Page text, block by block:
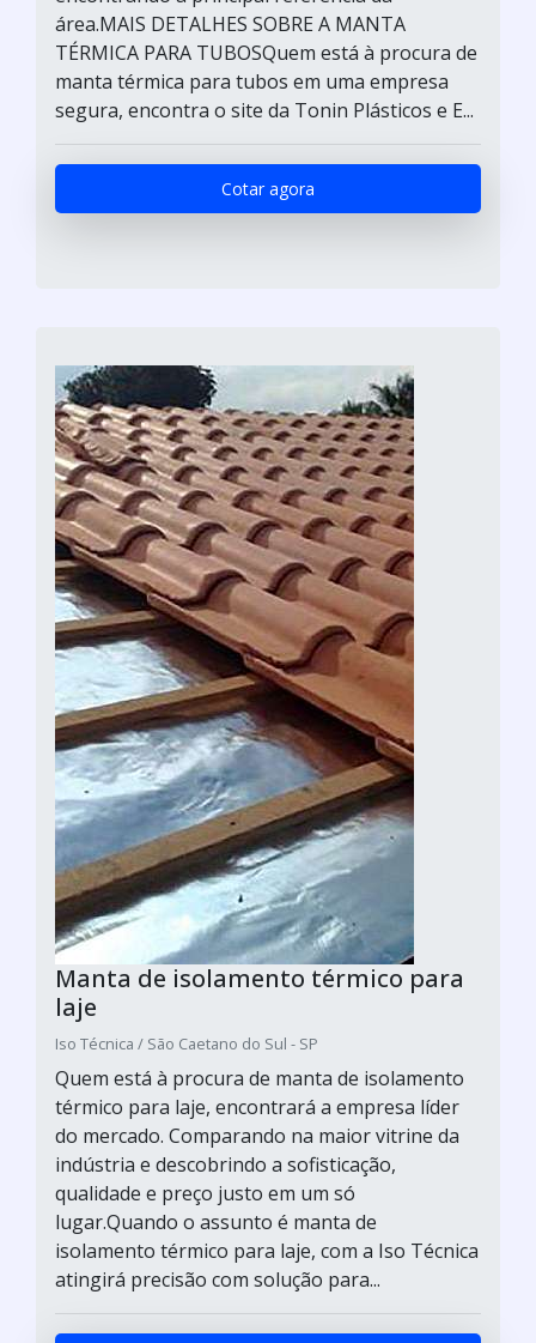
área.MAIS DETALHES SOBRE A MANTA
TÉRMICA PARA TUBOSQuem está à procura de
manta térmica para tubos em uma empresa
segura, encontra o site da Tonin Plásticos e E...
Cotar agora
Manta de isolamento térmico para
laje
Iso Técnica / São Caetano do Sul - SP
Quem está à procura de manta de isolamento
térmico para laje, encontrará a empresa líder
do mercado. Comparando na maior vitrine da
indústria e descobrindo a sofisticação,
qualidade e preço justo em um só
lugar.Quando o assunto é manta de
isolamento térmico para laje, com a Iso Técnica
atingirá precisão com solução para...